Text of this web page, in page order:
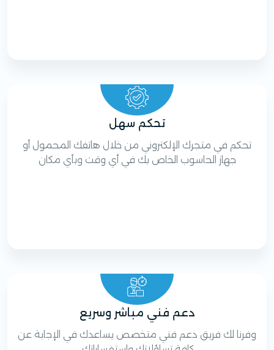
تحكم سهل
تحكم في متجرك الإلكتروني من خلال هاتفك المحمول أو
جهاز الحاسوب الخاص بك في أي وقت وبأي مكان
دعم فني مباشر وسريع
وفرنا لك فريق دعم فني متخصص يساعدك في الإجابة عن